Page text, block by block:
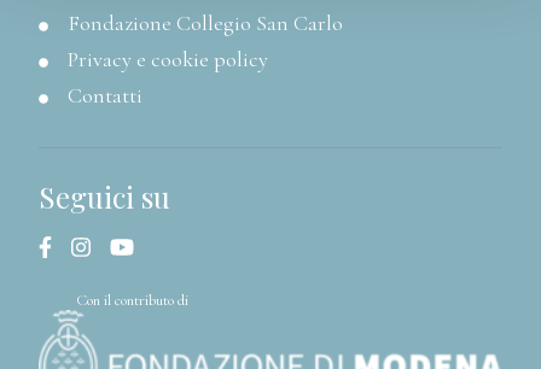
Fondazione Collegio San Carlo
Privacy e cookie policy
Contatti
Seguici su
Con il contributo di